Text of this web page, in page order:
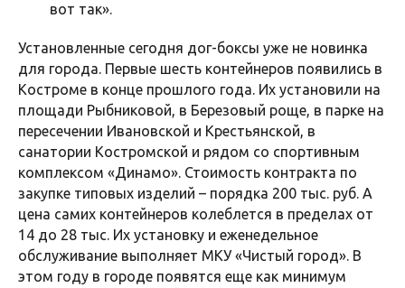
вот так».
Установленные сегодня дог-боксы уже не новинка
для города. Первые шесть контейнеров появились в
Костроме в конце прошлого года. Их установили на
площади Рыбниковой, в Березовый роще, в парке на
пересечении Ивановской и Крестьянской, в
санатории Костромской и рядом со спортивным
комплексом «Динамо». Стоимость контракта по
закупке типовых изделий – порядка 200 тыс. руб. А
цена самих контейнеров колеблется в пределах от
14 до 28 тыс. Их установку и еженедельное
обслуживание выполняет МКУ «Чистый город». В
этом году в городе появятся еще как минимум